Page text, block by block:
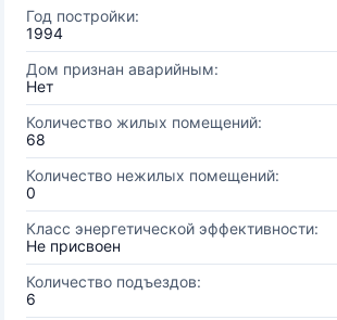
Год постройки:
1994
Дом признан аварийным:
Нет
Количество жилых помещений:
68
Количество нежилых помещений:
0
Класс энергетической эффективности:
Не присвоен
Количество подъездов:
6